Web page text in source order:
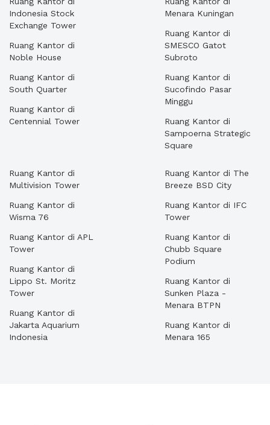
Indonesia Stock
Exchange Tower
Ruang Kantor di
Noble House
Ruang Kantor di
South Quarter
Ruang Kantor di
Centennial Tower
Menara Kuningan
Ruang Kantor di
SMESCO Gatot
Subroto
Ruang Kantor di
Sucofindo Pasar
Minggu
Ruang Kantor di
Sampoerna Strategic
Square
Ruang Kantor di
Multivision Tower
Ruang Kantor di
Wisma 76
Ruang Kantor di APL
Tower
Ruang Kantor di
Lippo St. Moritz
Tower
Ruang Kantor di
Jakarta Aquarium
Indonesia
Ruang Kantor di The
Breeze BSD City
Ruang Kantor di IFC
Tower
Ruang Kantor di
Chubb Square
Podium
Ruang Kantor di
Sunken Plaza -
Menara BTPN
Ruang Kantor di
Menara 165